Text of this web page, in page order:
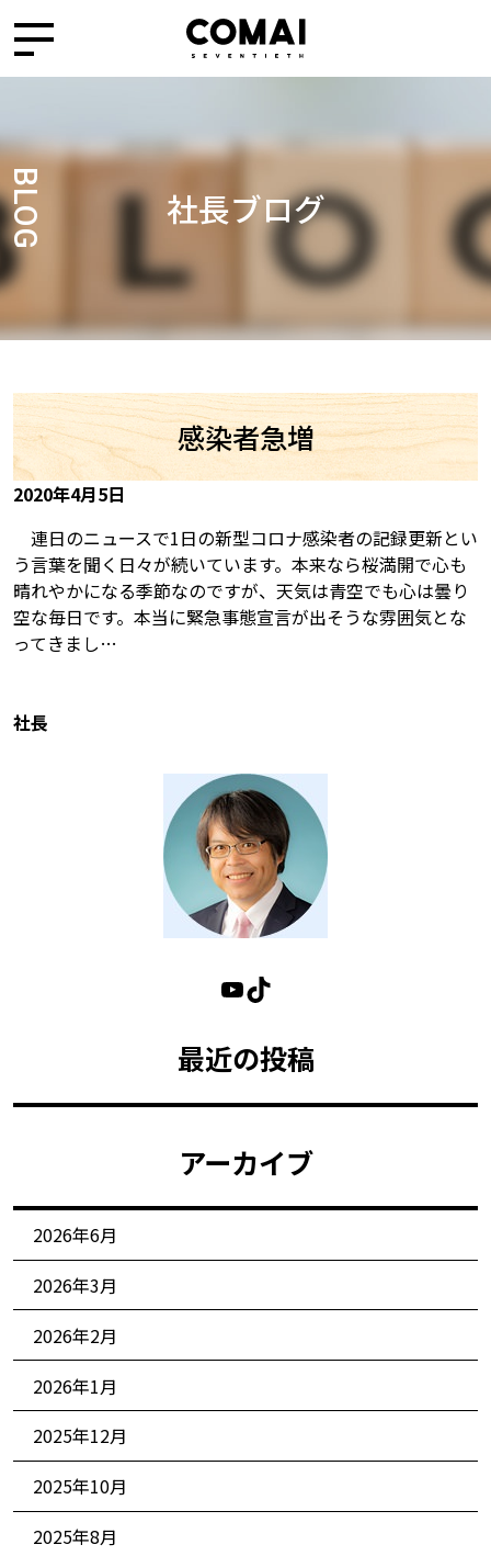
BLOG 社長ブログ
感染者急増
2020年4月5日
連日のニュースで1日の新型コロナ感染者の記録更新とい
う言葉を聞く日々が続いています。本来なら桜満開で心も
晴れやかになる季節なのですが、天気は青空でも心は曇り
空な毎日です。本当に緊急事態宣言が出そうな雰囲気とな
ってきまし…
社長
最近の投稿
アーカイブ
2026年6月
2026年3月
2026年2月
2026年1月
2025年12月
2025年10月
2025年8月